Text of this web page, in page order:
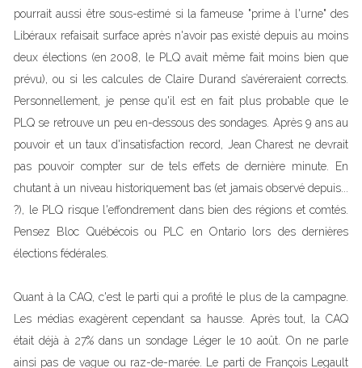
pourrait aussi être sous-estimé si la fameuse "prime à l'urne" des
Libéraux refaisait surface après n'avoir pas existé depuis au moins
deux élections (en 2008, le PLQ avait même fait moins bien que
prévu), ou si les calcules de Claire Durand s’avéreraient corrects.
Personnellement, je pense qu'il est en fait plus probable que le
PLQ se retrouve un peu en-dessous des sondages. Après 9 ans au
pouvoir et un taux d'insatisfaction record, Jean Charest ne devrait
pas pouvoir compter sur de tels effets de dernière minute. En
chutant à un niveau historiquement bas (et jamais observé depuis...
?), le PLQ risque l'effondrement dans bien des régions et comtés.
Pensez Bloc Québécois ou PLC en Ontario lors des dernières
élections fédérales.
Quant à la CAQ, c'est le parti qui a profité le plus de la campagne.
Les médias exagèrent cependant sa hausse. Après tout, la CAQ
était déjà à 27% dans un sondage Léger le 10 août. On ne parle
ainsi pas de vague ou raz-de-marée. Le parti de François Legault